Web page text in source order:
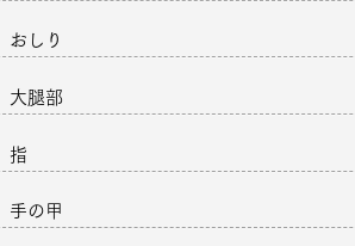
おしり
大腿部
指
手の甲